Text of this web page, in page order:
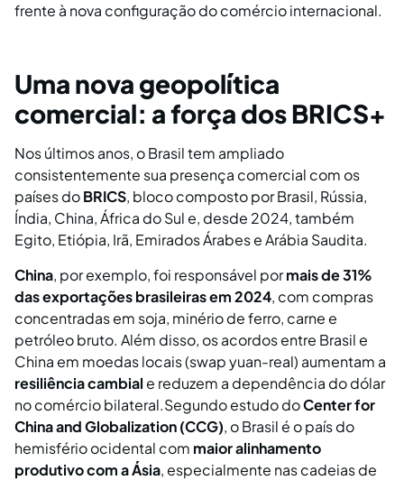
frente à nova configuração do comércio internacional.
Uma nova geopolítica
comercial: a força dos BRICS+
Nos últimos anos, o Brasil tem ampliado
consistentemente sua presença comercial com os
países doBRICS, bloco composto por Brasil, Rússia,
Índia, China, África do Sul e, desde 2024, também
Egito, Etiópia, Irã, Emirados Árabes e Arábia Saudita.
China, por exemplo, foi responsável pormais de 31%
das exportações brasileiras em 2024, com compras
concentradas em soja, minério de ferro, carne e
petróleo bruto. Além disso, os acordos entre Brasil e
China em moedas locais (swap yuan-real) aumentam a
resiliência cambial e reduzem a dependência do dólar
no comércio bilateral.Segundo estudo doCenter for
China and Globalization (CCG), o Brasil é o país do
hemisfério ocidental com maior alinhamento
produtivo com a Ásia, especialmente nas cadeias de